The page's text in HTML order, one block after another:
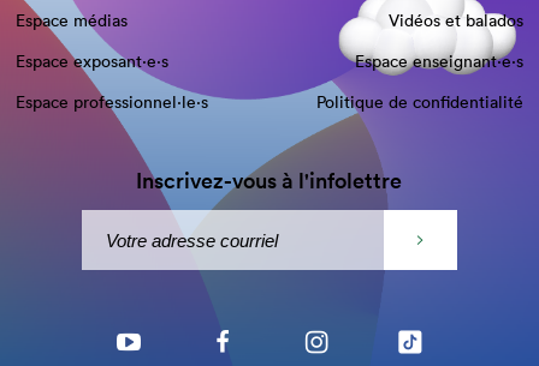
Espace médias
Vidéos et balados
Espace exposant·e⋅s
Espace enseignant·e⋅s
Espace professionnel·le⋅s
Politique de confidentialité
Inscrivez-vous à l'infolettre